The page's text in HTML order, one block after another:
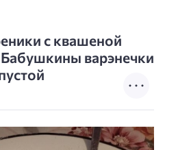
с квашеной
варэнечки